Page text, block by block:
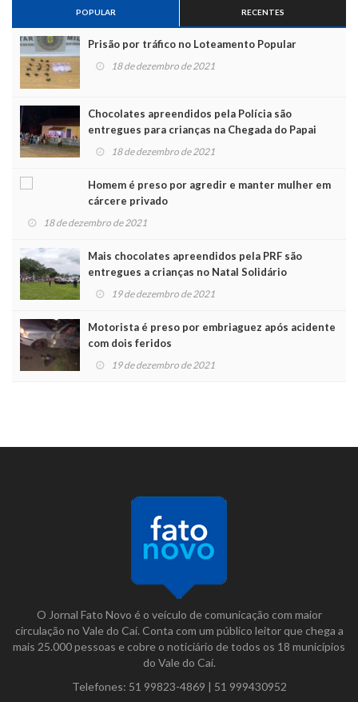
POPULAR RECENTES
Prisão por tráfico no Loteamento Popular
18 de dezembro de 2021
Chocolates apreendidos pela Polícia são
entregues para crianças na Chegada do Papai
Noel
18 de dezembro de 2021
Homem é preso por agredir e manter mulher em
cárcere privado
18 de dezembro de 2021
Mais chocolates apreendidos pela PRF são
entregues a crianças no Natal Solidário
19 de dezembro de 2021
Motorista é preso por embriaguez após acidente
com dois feridos
19 de dezembro de 2021
O Jornal Fato Novo é o veículo de comunicação com maior
circulação no Vale do Caí. Conta com um público leitor que chega a
mais 25.000 pessoas e cobre o noticiário de todos os 18 municípios
do Vale do Caí.
Telefones: 51 99823-4869 | 51 999430952